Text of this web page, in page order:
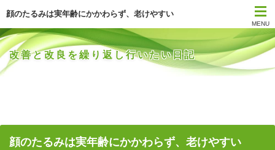
顔のたるみは実年齢にかかわらず、老けやすい
MENU
改善と改良を繰り返し行いたい日記
顔のたるみは実年齢にかかわらず、老けやすい